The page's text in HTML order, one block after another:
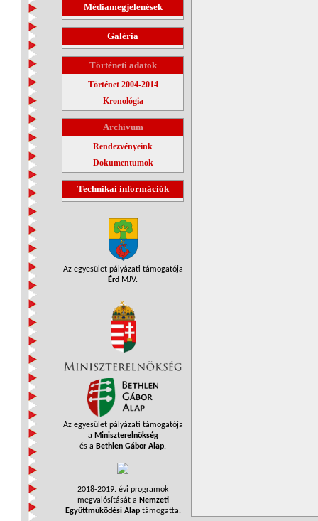
Médiamegjelenések
Galéria
Történeti adatok
Történet 2004-2014
Kronológia
Archívum
Rendezvényeink
Dokumentumok
Technikai információk
Az egyesület pályázati támogatója
Érd MJV.
Az egyesület pályázati támogatója
a Miniszterelnökség
és a Bethlen Gábor Alap.
2018-2019. évi programok
megvalósítását a Nemzeti
Együttműködési Alaptámogatta.